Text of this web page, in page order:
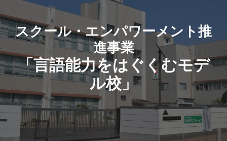
スクール・エンパワーメント推
進事業
「言語能力をはぐくむモデ
ル校」